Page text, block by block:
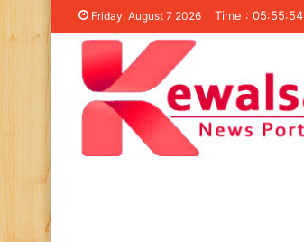
Friday, August 7 2026 Time : 05:55:54